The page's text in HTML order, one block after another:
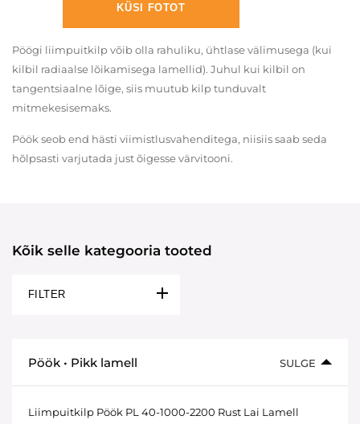
KÜSI FOTOT
Pöögi liimpuitkilp võib olla rahuliku, ühtlase välimusega (kui
kilbil radiaalse lõikamisega lamellid). Juhul kui kilbil on
tangentsiaalne lõige, siis muutub kilp tunduvalt
mitmekesisemaks.
Pöök seob end hästi viimistlusvahenditega, niisiis saab seda
hõlpsasti varjutada just õigesse värvitooni.
Kõik selle kategooria tooted
FILTER
Pöök • Pikk lamell SULGE
Liimpuitkilp Pöök PL 40-1000-2200 Rust Lai Lamell